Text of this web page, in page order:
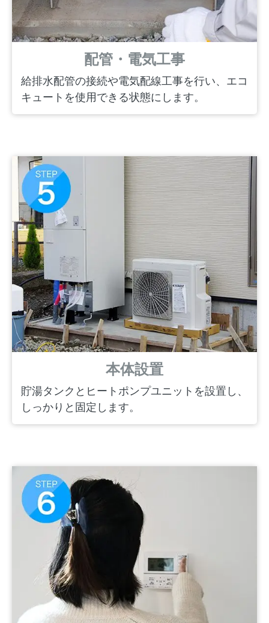
配管・電気工事
給排水配管の接続や電気配線工事を行い、エコ
キュートを使用できる状態にします。
本体設置
貯湯タンクとヒートポンプユニットを設置し、
しっかりと固定します。